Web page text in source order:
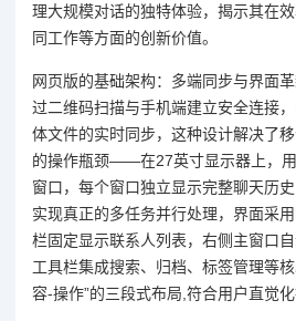
理大规模对话的独特体验，揭示其在
同工作等方面的创新价值。
网页版的基础架构：多端同步与界面
过二维码扫描与手机端建立安全连接
体文件的实时同步，这种设计解决了
的操作瓶颈——在27英寸显示器上，
窗口，每个窗口独立显示完整聊天历史
实现真正的多任务并行处理，界面采
栏固定显示联系人列表，右侧主窗口
工具栏集成搜索、归档、标签管理等
容-操作”的三段式布局,符合用户直觉化